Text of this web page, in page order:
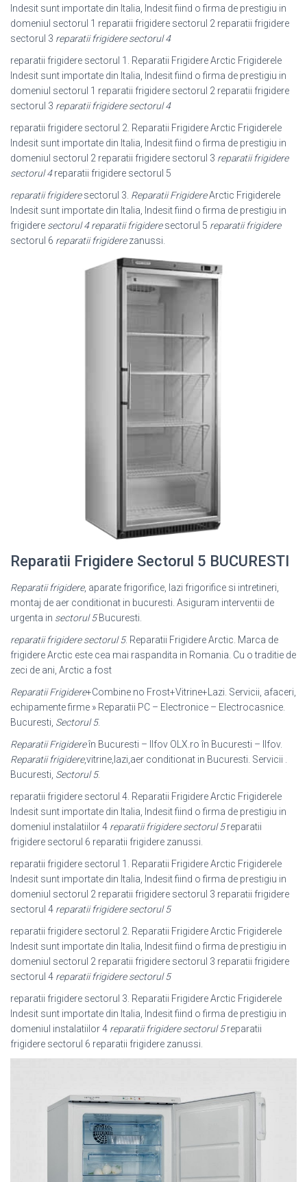
Indesit sunt importate din Italia, Indesit fiind o firma de prestigiu in
domeniul sectorul 1 reparatii frigidere sectorul 2 reparatii frigidere
sectorul 3 reparatii frigidere sectorul 4
reparatii frigidere sectorul 1. Reparatii Frigidere Arctic Frigiderele
Indesit sunt importate din Italia, Indesit fiind o firma de prestigiu in
domeniul sectorul 1 reparatii frigidere sectorul 2 reparatii frigidere
sectorul 3 reparatii frigidere sectorul 4
reparatii frigidere sectorul 2. Reparatii Frigidere Arctic Frigiderele
Indesit sunt importate din Italia, Indesit fiind o firma de prestigiu in
domeniul sectorul 2 reparatii frigidere sectorul 3 reparatii frigidere
sectorul 4reparatii frigidere sectorul 5
reparatii frigideresectorul 3. Reparatii FrigidereArctic Frigiderele
Indesit sunt importate din Italia, Indesit fiind o firma de prestigiu in
frigidere sectorul 4 reparatii frigideresectorul 5 reparatii frigidere
sectorul 6 reparatii frigiderezanussi.
Reparatii Frigidere Sectorul 5 BUCURESTI
Reparatii frigidere, aparate frigorifice, lazi frigorifice si intretineri,
montaj de aer conditionat in bucuresti. Asiguram interventii de
urgenta in sectorul 5Bucuresti.
reparatii frigidere sectorul 5. Reparatii Frigidere Arctic. Marca de
frigidere Arctic este cea mai raspandita in Romania. Cu o traditie de
zeci de ani, Arctic a fost
Reparatii Frigidere+Combine no Frost+Vitrine+Lazi. Servicii, afaceri,
echipamente firme » Reparatii PC – Electronice – Electrocasnice.
Bucuresti, Sectorul 5.
Reparatii Frigidereîn Bucuresti – Ilfov OLX.ro în Bucuresti – Ilfov.
Reparatii frigidere,vitrine,lazi,aer conditionat in Bucuresti. Servicii .
Bucuresti, Sectorul 5.
reparatii frigidere sectorul 4. Reparatii Frigidere Arctic Frigiderele
Indesit sunt importate din Italia, Indesit fiind o firma de prestigiu in
domeniul instalatiilor 4 reparatii frigidere sectorul 5reparatii
frigidere sectorul 6 reparatii frigidere zanussi.
reparatii frigidere sectorul 1. Reparatii Frigidere Arctic Frigiderele
Indesit sunt importate din Italia, Indesit fiind o firma de prestigiu in
domeniul sectorul 2 reparatii frigidere sectorul 3 reparatii frigidere
sectorul 4 reparatii frigidere sectorul 5
reparatii frigidere sectorul 2. Reparatii Frigidere Arctic Frigiderele
Indesit sunt importate din Italia, Indesit fiind o firma de prestigiu in
domeniul sectorul 2 reparatii frigidere sectorul 3 reparatii frigidere
sectorul 4 reparatii frigidere sectorul 5
reparatii frigidere sectorul 3. Reparatii Frigidere Arctic Frigiderele
Indesit sunt importate din Italia, Indesit fiind o firma de prestigiu in
domeniul instalatiilor 4 reparatii frigidere sectorul 5reparatii
frigidere sectorul 6 reparatii frigidere zanussi.